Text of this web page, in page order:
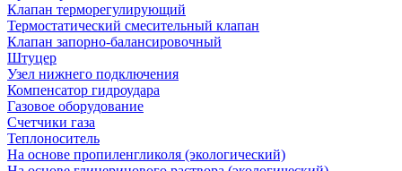
Клапан терморегулирующий
Термостатический смесительный клапан
Клапан запорно-балансировочный
Штуцер
Узел нижнего подключения
Компенсатор гидроудара
Газовое оборудование
Счетчики газа
Теплоноситель
На основе пропиленгликоля (экологический)